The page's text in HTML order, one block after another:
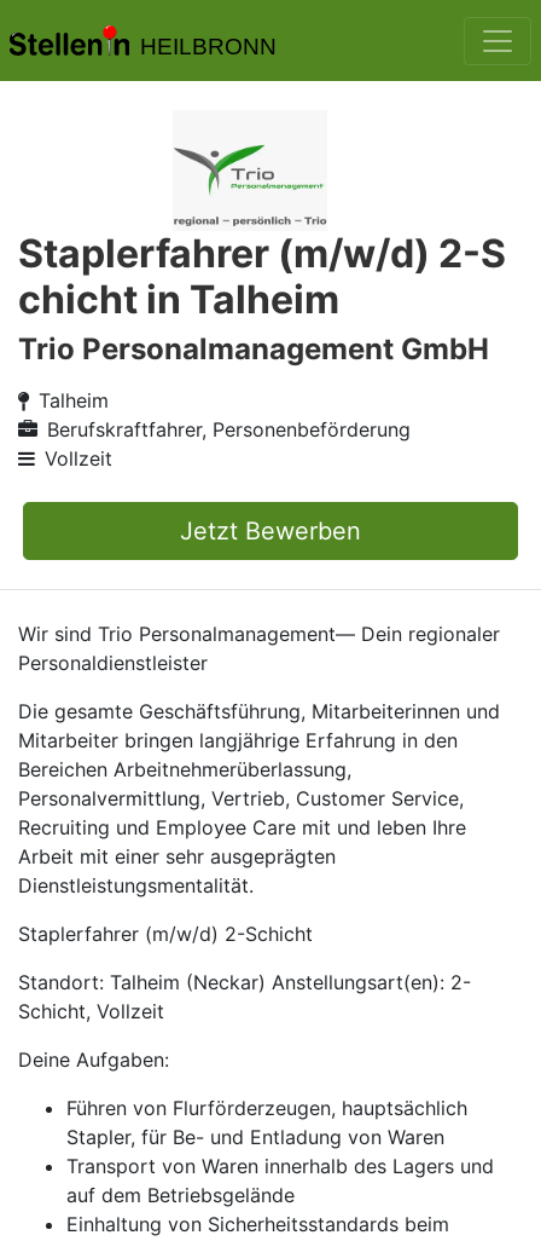
HEILBRONN
Staplerfahrer (m/w/d) 2-S
chicht in Talheim
Trio Personalmanagement GmbH
Talheim
Berufskraftfahrer, Personenbeförderung
Vollzeit
Jetzt Bewerben
Wir sind Trio Personalmanagement— Dein regionaler
Personaldienstleister
Die gesamte Geschäftsführung, Mitarbeiterinnen und
Mitarbeiter bringen langjährige Erfahrung in den
Bereichen Arbeitnehmerüberlassung,
Personalvermittlung, Vertrieb, Customer Service,
Recruiting und Employee Care mit und leben Ihre
Arbeit mit einer sehr ausgeprägten
Dienstleistungsmentalität.
Staplerfahrer (m/w/d) 2-Schicht
Standort: Talheim (Neckar) Anstellungsart(en): 2-
Schicht, Vollzeit
Deine Aufgaben:
Führen von Flurförderzeugen, hauptsächlich
Stapler, für Be- und Entladung von Waren
Transport von Waren innerhalb des Lagers und
auf dem Betriebsgelände
Einhaltung von Sicherheitsstandards beim